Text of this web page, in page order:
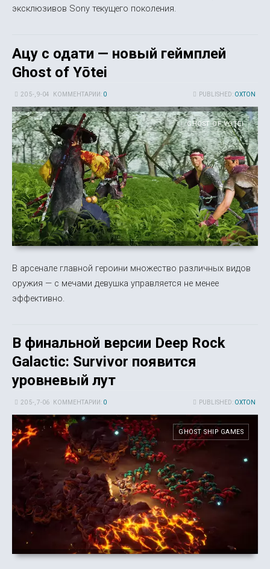
эксклюзивов Sony текущего поколения.
Ацу с одати — новый геймплей
Ghost of Yōtei
PUBLISHED: OXTON
20 5-, 9-04 КОММЕНТАРИИ: 0
GHOST OF YOTEI
В арсенале главной героини множество различных видов
оружия — с мечами девушка управляется не менее
эффективно.
В финальной версии Deep Rock
Galactic: Survivor появится
уровневый лут
PUBLISHED: OXTON
20 5-, 7-06 КОММЕНТАРИИ: 0
GHOST SHIP GAMES